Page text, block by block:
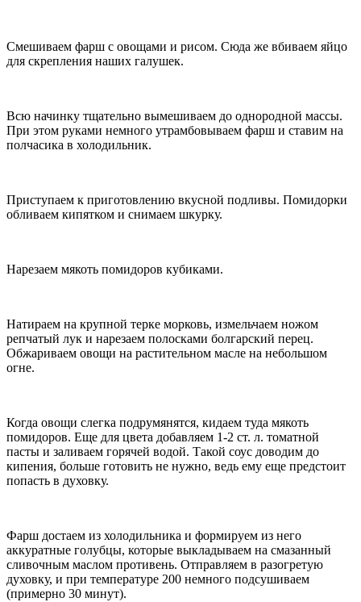
Смешиваем фарш с овощами и рисом. Сюда же вбиваем яйцо
для скрепления наших галушек.
Всю начинку тщательно вымешиваем до однородной массы.
При этом руками немного утрамбовываем фарш и ставим на
полчасика в холодильник.
Приступаем к приготовлению вкусной подливы. Помидорки
обливаем кипятком и снимаем шкурку.
Нарезаем мякоть помидоров кубиками.
Натираем на крупной терке морковь, измельчаем ножом
репчатый лук и нарезаем полосками болгарский перец.
Обжариваем овощи на растительном масле на небольшом
огне.
Когда овощи слегка подрумянятся, кидаем туда мякоть
помидоров. Еще для цвета добавляем 1-2 ст. л. томатной
пасты и заливаем горячей водой. Такой соус доводим до
кипения, больше готовить не нужно, ведь ему еще предстоит
попасть в духовку.
Фарш достаем из холодильника и формируем из него
аккуратные голубцы, которые выкладываем на смазанный
сливочным маслом противень. Отправляем в разогретую
духовку, и при температуре 200 немного подсушиваем
(примерно 30 минут).